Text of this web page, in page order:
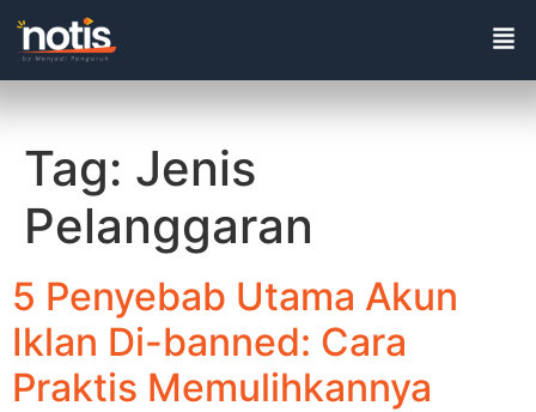
Tag: Jenis
Pelanggaran
5 Penyebab Utama Akun
Iklan Di-banned: Cara
Praktis Memulihkannya